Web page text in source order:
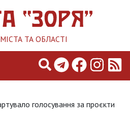
ТА ОБЛАСТІ
голосування за проєкти